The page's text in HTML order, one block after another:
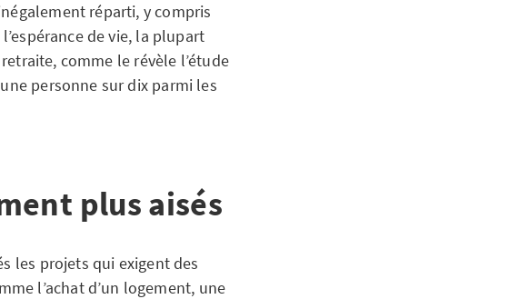
réparti, y compris
de vie, la plupart
comme le révèle l’étude
personne sur dix parmi les
plus aisés
les projets qui exigent des
l’achat d’un logement, une